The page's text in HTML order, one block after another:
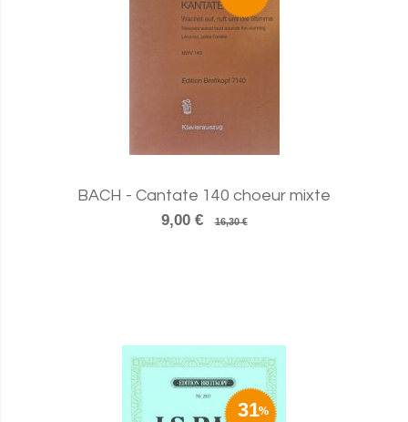
BACH - Cantate 140 choeur mixte
9,00 €
16,30 €
31